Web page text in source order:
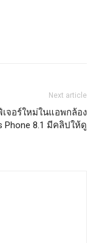
Next article
เจอร์ใหม่ในแอพกล้อง
Phone 8.1 มีคลิปให้ดู